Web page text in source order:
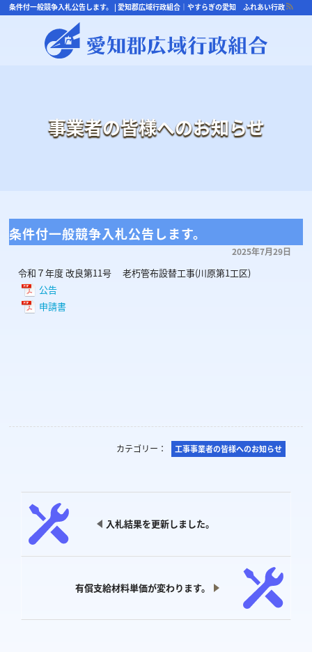
条件付一般競争入札公告します。 | 愛知郡広域行政組合｜やすらぎの愛知 ふれあい行政
事業者の皆様へのお知らせ
条件付一般競争入札公告します。
2025年7月29日
令和７年度 改良第11号 老朽管布設替工事(川原第1工区)
公告
申請書
カテゴリー： 工事事業者の皆様へのお知らせ
入札結果を更新しました。
有償支給材料単価が変わります。